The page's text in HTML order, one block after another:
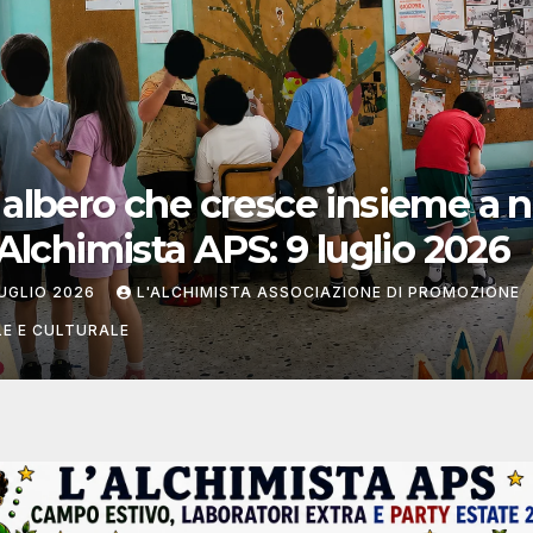
di creatività,
e sorrisi a L’Alchimista
2026 L'ALCHIMISTA ASSOCIAZIONE DI PROMOZIONE